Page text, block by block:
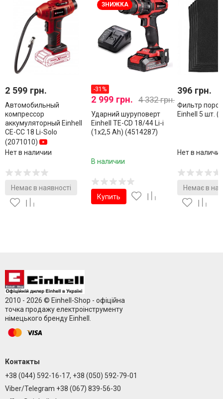
2 599 грн.
Автомобильный
компрессор
аккумуляторный Einhell
CE-CC 18 Li-Solo
(2071010)
Нет в наличии
Немає в наявності
ЗНИЖКА
-31%
2 999 грн. 4 332 грн.
Ударний шуруповерт
Einhell TE-CD 18/44 Li-i
(1x2,5 Ah) (4514287)
В наличии
Купить
396 грн.
Фильтр
Einhell 5 шт.
Нет в
Немає в
2010 - 2026 © Einhell-Shop - офіційна
точка продажу електроінструменту
німецького бренду Einhell.
Контакты
+38 (044) 592-16-17, +38 (050) 592-79-01
Viber/Telegram +38 (067) 839-56-30